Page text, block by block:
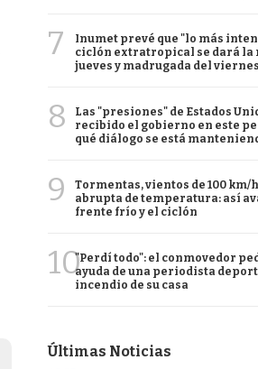
7
Inumet prevé que "lo más
ciclón extratropical se dará la
jueves y madrugada del viernes
8
Las "presiones" de Estados
recibido el gobierno en este
qué diálogo se está
9
Tormentas, vientos de 100 km/
abrupta de temperatura: así
frente frío y el ciclón
10"Perdí todo": el conmovedor
ayuda de una periodista
incendio de su casa
Últimas Noticias